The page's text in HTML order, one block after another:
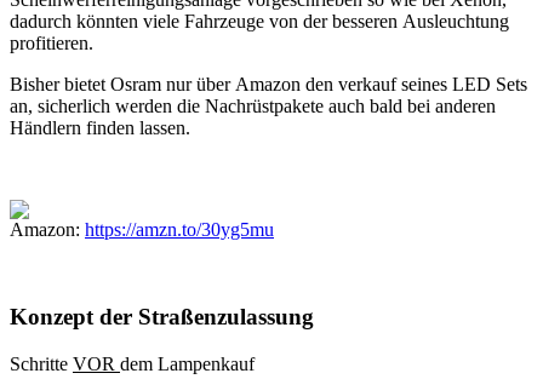
dadurch könnten viele Fahrzeuge von der besseren Ausleuchtung
profitieren.
Bisher bietet Osram nur über Amazon den verkauf seines LED Sets
an, sicherlich werden die Nachrüstpakete auch bald bei anderen
Händlern finden lassen.
Amazon: https://amzn.to/30yg5mu
Konzept der Straßenzulassung
Schritte VOR dem Lampenkauf